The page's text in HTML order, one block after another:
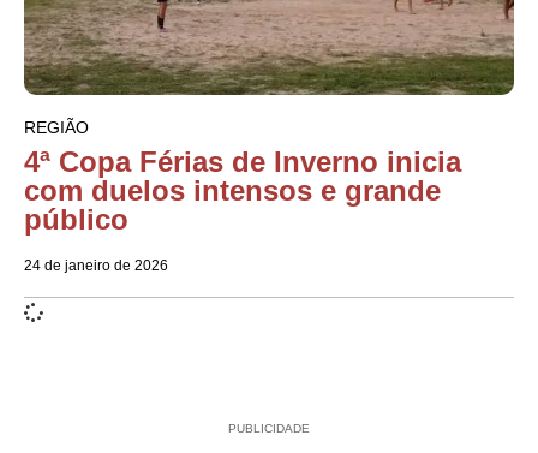
REGIÃO
4ª Copa Férias de Inverno inicia
com duelos intensos e grande
público
24 de janeiro de 2026
PUBLICIDADE